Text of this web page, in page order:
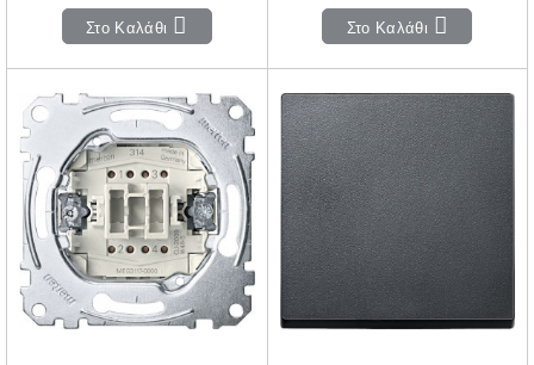
Στο Καλάθι Στο Καλάθι